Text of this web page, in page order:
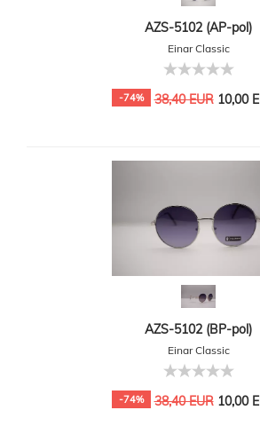
AZS-5102 (AP-pol)
Einar Classic
-74% 38,40 EUR10,00
AZS-5102 (BP-pol)
Einar Classic
-74% 38,40 EUR10,00